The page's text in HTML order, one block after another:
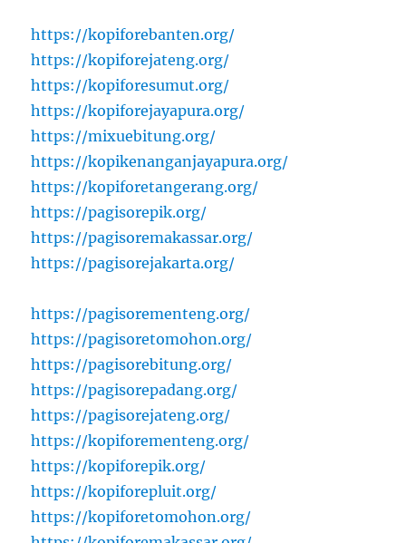
https://kopiforebanten.org/
https://kopiforejateng.org/
https://kopiforesumut.org/
https://kopiforejayapura.org/
https://mixuebitung.org/
https://kopikenanganjayapura.org/
https://kopiforetangerang.org/
https://pagisorepik.org/
https://pagisoremakassar.org/
https://pagisorejakarta.org/
https://pagisorementeng.org/
https://pagisoretomohon.org/
https://pagisorebitung.org/
https://pagisorepadang.org/
https://pagisorejateng.org/
https://kopiforementeng.org/
https://kopiforepik.org/
https://kopiforepluit.org/
https://kopiforetomohon.org/